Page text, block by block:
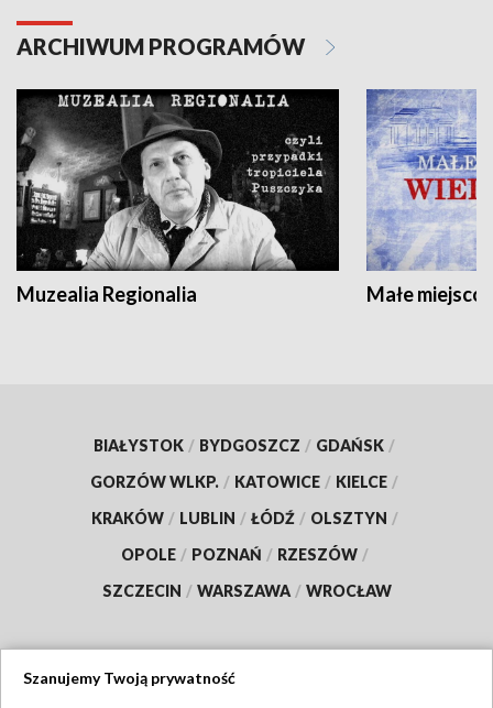
ARCHIWUM PROGRAMÓW
Muzealia Regionalia Małe
BIAŁYSTOK / BYDGOSZCZ / GDAŃSK /
GORZÓW WLKP. / KATOWICE / KIELCE /
KRAKÓW / LUBLIN / ŁÓDŹ / OLSZTYN /
OPOLE / POZNAŃ / RZESZÓW /
SZCZECIN / WARSZAWA / WROCŁAW
Szanujemy Twoją prywatność